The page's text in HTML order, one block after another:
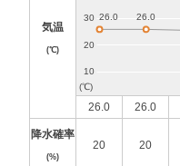
気温
(℃)
26.0 26.0
降水確率
(%)
20 20